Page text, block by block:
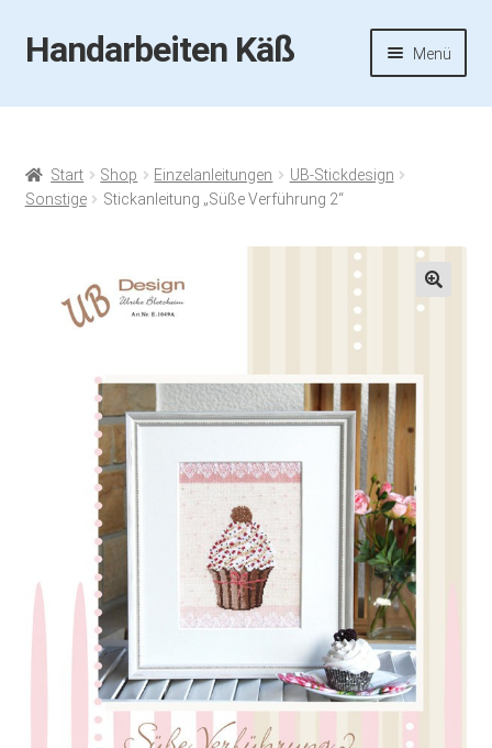
Zur
Navigation
Zum
Inhalt
Handarbeiten Käß Menü
Startseite
Aktuelles
Mein Konto
Start Shop Einzelanleitungen
UB-Stickdesign
Sonstige
Stickanleitung „Süße Verführung 2“